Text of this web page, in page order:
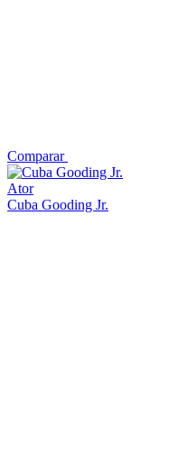
Comparar
Ator
Cuba Gooding Jr.